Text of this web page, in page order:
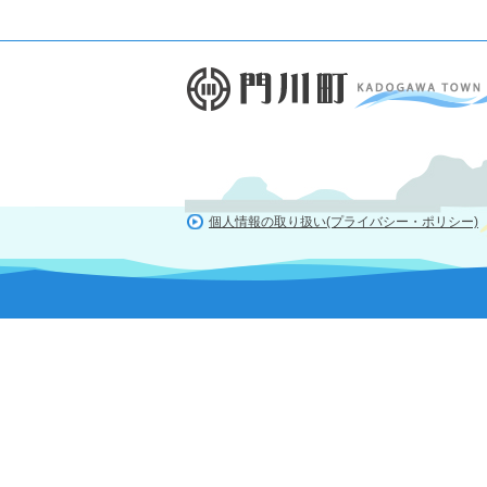
個人情報の取り扱い(プライバシー・ポリシー)